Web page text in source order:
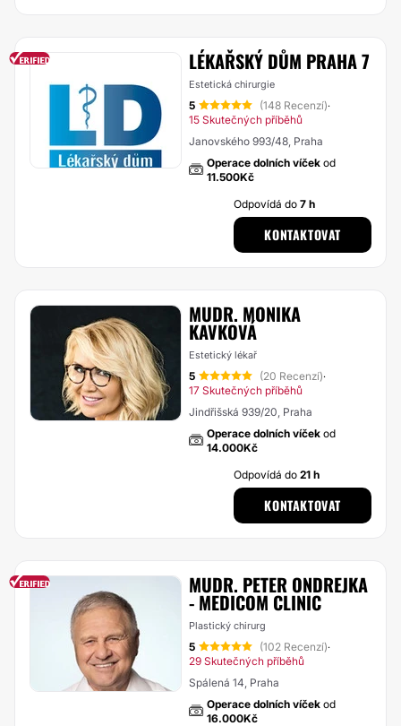
LÉKAŘSKÝ DŮM PRAHA 7
Estetická chirurgie
5 (148 Recenzí)·
15 Skutečných příběhů
Janovského 993/48, Praha
Operace dolních víček od
11.500Kč
Odpovídá do7 h
KONTAKTOVAT
MUDR. MONIKA
KAVKOVÁ
Estetický lékař
5 (20 Recenzí)·
17 Skutečných příběhů
Jindřišská 939/20, Praha
Operace dolních víček od
14.000Kč
Odpovídá do21 h
KONTAKTOVAT
MUDR. PETER ONDREJKA
- MEDICOM CLINIC
Plastický chirurg
5 (102 Recenzí)·
29 Skutečných příběhů
Spálená 14, Praha
Operace dolních víček od
16.000Kč